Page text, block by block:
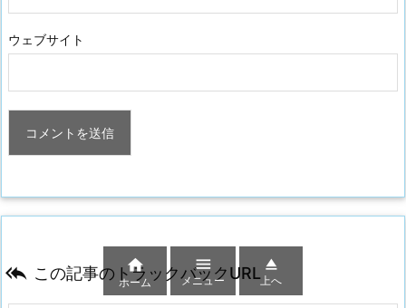
ウェブサイト
 この記事のトラックバックURL

ホーム

メニュー

上へ